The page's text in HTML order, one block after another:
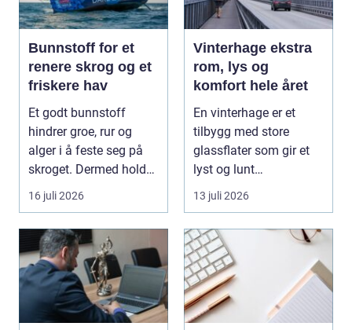
Bunnstoff for et
renere skrog og et
friskere hav
Et godt bunnstoff
hindrer groe, rur og
alger i å feste seg på
skroget. Dermed holder
båten bedre far...
16 juli 2026
Vinterhage ekstra
rom, lys og
komfort hele året
En vinterhage er et
tilbygg med store
glassflater som gir et
lyst og lunt
oppholdsrom nær
hagen, ogs...
13 juli 2026